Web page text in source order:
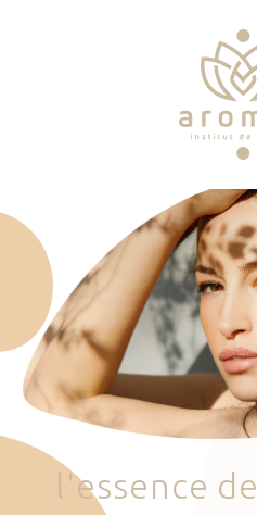
Soins
Je veux faire un bon cadeau
Plan d’accès
Prendre RDV
'essence de